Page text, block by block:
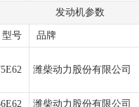
发动机参数
型号 品牌
潍柴动力股份有限公司
潍柴动力股份有限公司